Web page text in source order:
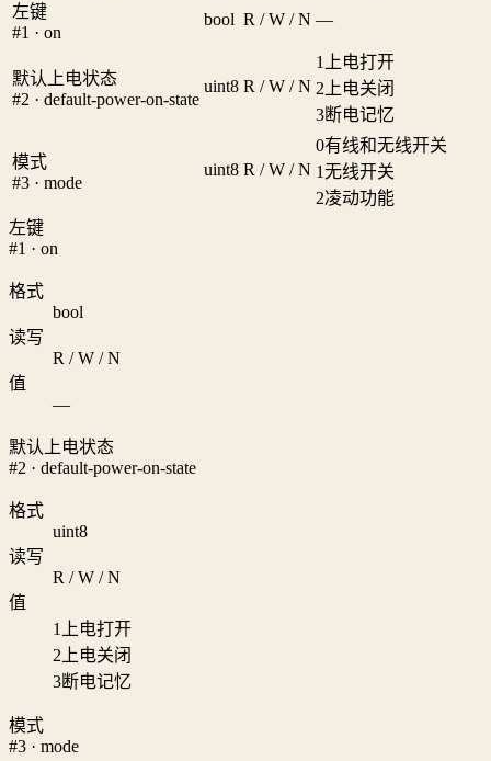
左键
#1 · on
bool R / W / N —
默认上电状态
#2 · default-power-on-state
uint8 R / W / N
1
上电打开
2 上电关闭
3断电记忆
模式
#3 · mode
uint8 R / W / N
0有线和无线开关
1无线开关
2凌动功能
左键
#1 · on
格式
bool
读写
R / W / N
值
—
默认上电状态
#2 · default-power-on-state
格式
uint8
读写
R / W / N
值
1
上电打开
2 上电关闭
3断电记忆
模式
#3 · mode